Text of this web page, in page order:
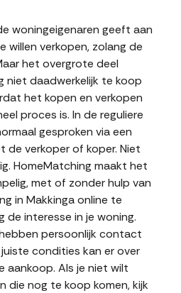
woningeigenaren geeft aan
willen verkopen, zolang de
het overgrote deel
niet daadwerkelijk te koop
het kopen en verkopen
proces is. In de reguliere
gesproken via een
de verkoper of koper. Niet
HomeMatching maakt het
met of zonder hulp van
in Makkinga online te
de interesse in je woning.
persoonlijk contact
condities kan er over
aankoop. Als je niet wilt
die nog te koop komen, kijk